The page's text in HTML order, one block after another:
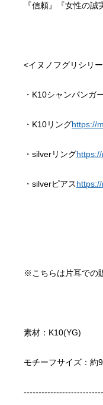
・K10シャンパンガ
・K10リングhttps://
・silverリング
・silverピアス